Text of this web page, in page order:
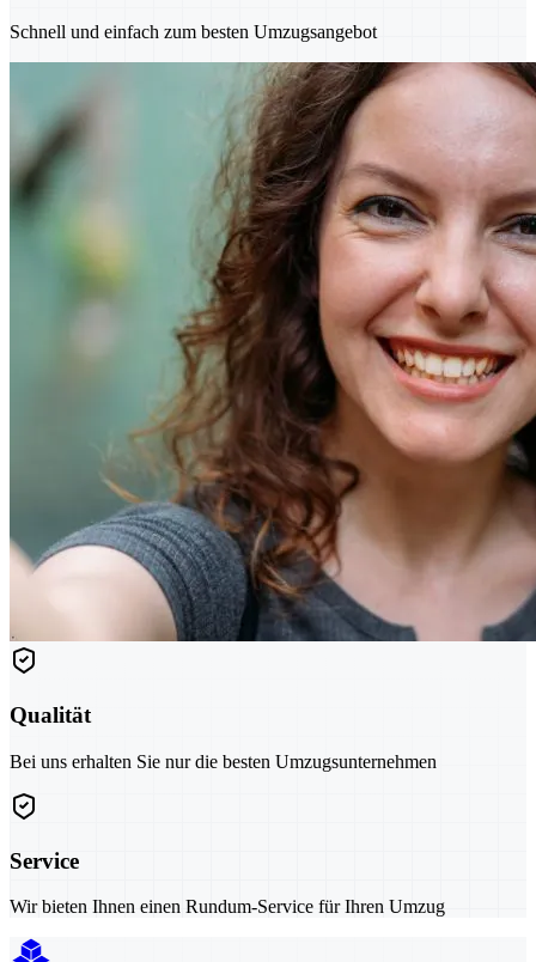
Schnell und einfach zum besten Umzugsangebot
Qualität
Bei uns erhalten Sie nur die besten Umzugsunternehmen
Service
Wir bieten Ihnen einen Rundum-Service für Ihren Umzug